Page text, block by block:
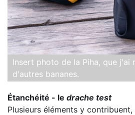
Insert photo de la Piha, que j'ai
d'autres bananes.
Étanchéité - le drache test
Plusieurs éléments y